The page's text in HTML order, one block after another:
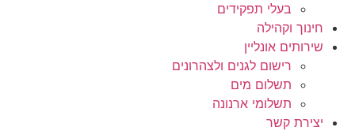
בעלי תפקידים
חינוך וקהילה
שירותים אונליין
רישום לגנים ולצהרונים
תשלום מים
תשלומי ארנונה
יצירת קשר